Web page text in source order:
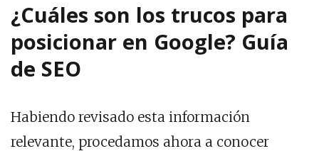
¿Cuáles son los trucos para
posicionar en Google? Guía
de SEO
Habiendo revisado esta información
relevante, procedamos ahora a conocer